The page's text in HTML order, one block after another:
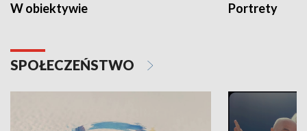
W obiektywie Portrety
SPOŁECZEŃSTWO